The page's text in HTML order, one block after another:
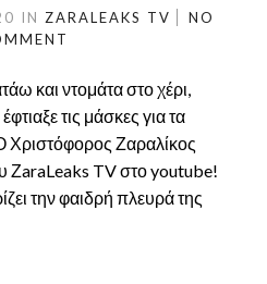
IN ZARALEAKS TV
NO
και ντομάτα στο χέρι,
τις μάσκες για τα
Χριστόφορος Ζαραλίκος
ΖaraLeaks TV στο youtube!
την φαιδρή πλευρά της